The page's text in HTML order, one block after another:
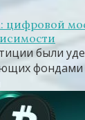
цифровой
были
фондами